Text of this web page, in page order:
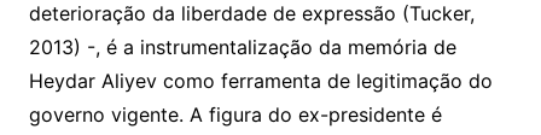
deterioração da liberdade de expressão (Tucker,
2013) -, é a instrumentalização da memória de
Heydar Aliyev como ferramenta de legitimação do
governo vigente. A figura do ex-presidente é